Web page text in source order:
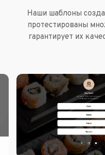
Наши шаблоны
протестированы
гарантирует их